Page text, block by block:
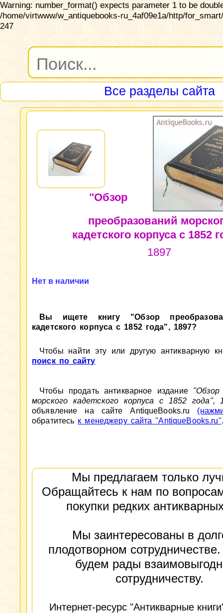
Warning: number_format() expects parameter 1 to be
/home/virtwww/w_antiquebooks-ru_4af09e1a/http/
247
Все разделы сайта
"Обзор
преобразований
кадетского корпуса с 1852
1897
Нет в наличии
Вы ищете книгу "Обзор
кадетского корпуса с 1852 года", 1897?
Чтобы найти эту или другую антикварную
поиск по сайту
Чтобы продать антикварное издание "Обзор
морского кадетского корпуса с 1852 года",
объявление на сайте AntiqueBooks.ru
обратитесь к менеджеру сайта "AntiqueBooks.ru".
Мы предлагаем только
Обращайтесь к нам по
покупки редких
Мы заинтересованы в
плодотворном
будем рады
сотрудничеству.
Интернет-ресурс "Антикварные